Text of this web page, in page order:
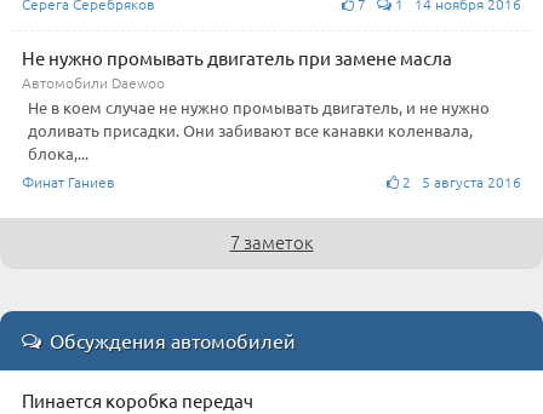
Серега Серебряков 7 1 14 ноября 2016
Не нужно промывать двигатель при замене масла
Автомобили Daewoo
Не в коем случае не нужно промывать двигатель, и не нужно
доливать присадки. Они забивают все канавки коленвала,
блока,...
Финат Ганиев 2 5 августа 2016
7 заметок
Обсуждения автомобилей
Пинается коробка передач